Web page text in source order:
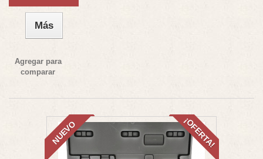
Más
Agregar para
comparar
NUEVO ¡OFERTA!